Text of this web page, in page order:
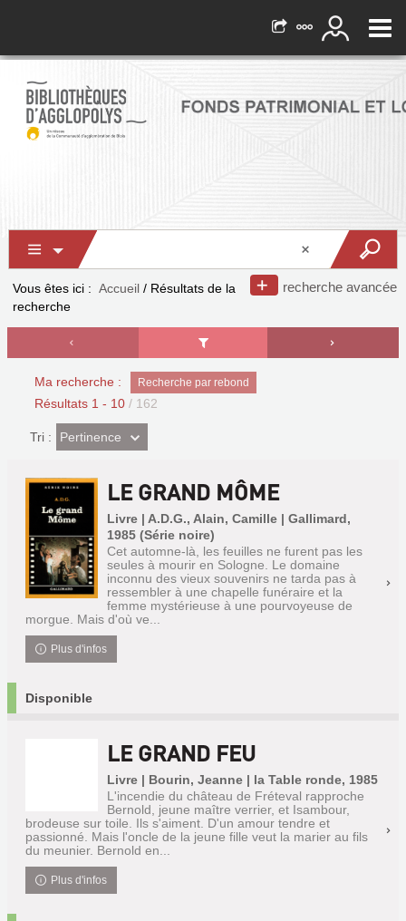
recherche avancée
Vous êtes ici : Accueil / Résultats de la
recherche
Ma recherche : Recherche par rebond
Résultats 1 - 10 / 162
Tri : (Effet
imédiat)
Pertinence
LE GRAND MÔME
Livre | A.D.G., Alain, Camille | Gallimard,
1985 (Série noire)
Cet automne-là, les feuilles ne furent pas les
seules à mourir en Sologne. Le domaine
inconnu des vieux souvenirs ne tarda pas à
ressembler à une chapelle funéraire et la
femme mystérieuse à une pourvoyeuse de
morgue. Mais d'où ve...
Plus d'infos
Disponible
LE GRAND FEU
Livre | Bourin, Jeanne | la Table ronde, 1985
L'incendie du château de Fréteval rapproche
Bernold, jeune maître verrier, et Isambour,
brodeuse sur toile. Ils s'aiment. D'un amour tendre et
passionné. Mais l'oncle de la jeune fille veut la marier au fils
du meunier. Bernold en...
Plus d'infos